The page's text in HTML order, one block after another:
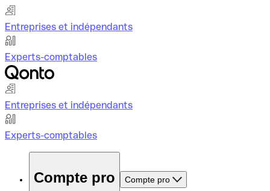
Entreprises et indépendants
Experts-comptables
Entreprises et indépendants
Experts-comptables
Compte pro Compte pro